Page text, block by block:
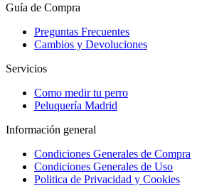
Guía de Compra
Preguntas Frecuentes
Cambios y Devoluciones
Servicios
Como medir tu perro
Peluquería Madrid
Información general
Condiciones Generales de Compra
Condiciones Generales de Uso
Politica de Privacidad y Cookies